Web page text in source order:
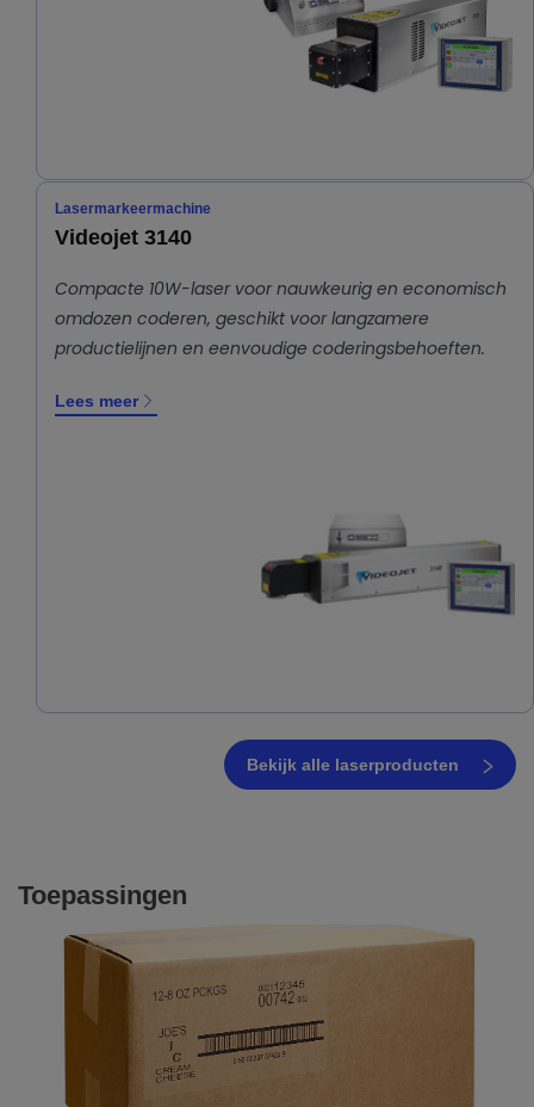
Lasermarkeermachine
Videojet 3140
Compacte 10W-laser voor nauwkeurig en economisch
omdozen coderen, geschikt voor langzamere
productielijnen en eenvoudige coderingsbehoeften.
Lees meer
Bekijk alle laserproducten
Toepassingen